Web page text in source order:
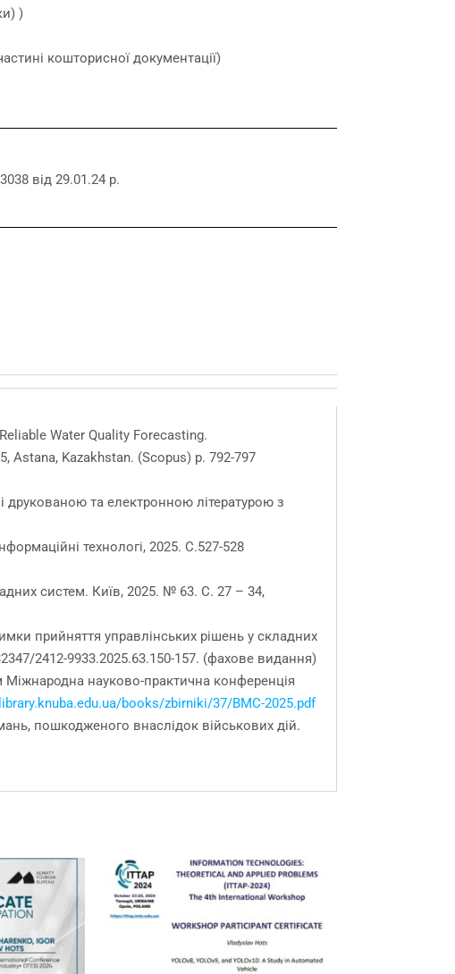
)
кошторисної документації)
від 29.01.24 р.
Water Quality Forecasting.
Astana, Kazakhstan. (Scopus) p. 792-797
друкованою та електронною літературою з
технологі, 2025. С.527-528
систем. Київ, 2025. № 63. С. 27 – 34,
прийняття управлінських рішень у складних
2412-9933.2025.63.150-157. (фахове видання)
науково-практична конференція
books/zbirniki/37/BMC-2025.pdf
пошкодженого внаслідок військових дій.